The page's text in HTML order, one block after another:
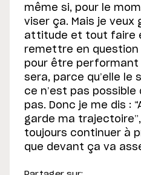
même si, pour le
viser ça. Mais je
attitude et tout faire
remettre en question
pour être performant
sera, parce qu’elle le
ce n’est pas possible
pas. Donc je me dis :
garde ma
toujours continuer à
que devant ça va